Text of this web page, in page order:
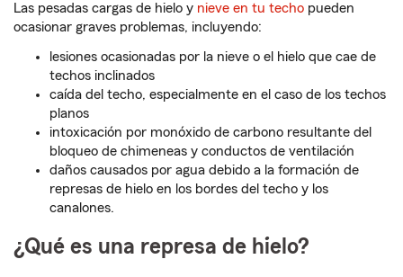
Las pesadas cargas de hielo y nieve en tu techo pueden
ocasionar graves problemas, incluyendo:
lesiones ocasionadas por la nieve o el hielo que cae de
techos inclinados
caída del techo, especialmente en el caso de los techos
planos
intoxicación por monóxido de carbono resultante del
bloqueo de chimeneas y conductos de ventilación
daños causados por agua debido a la formación de
represas de hielo en los bordes del techo y los
canalones.
¿Qué es una represa de hielo?